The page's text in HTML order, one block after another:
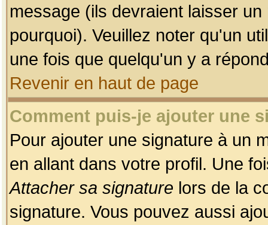
message (ils devraient laisser
pourquoi). Veuillez noter qu'un
une fois que quelqu'un y a
Revenir en haut de page
Comment puis-je ajouter une
Pour ajouter une signature à un
en allant dans votre profil. Une
Attacher sa signature lors de la
signature. Vous pouvez aussi